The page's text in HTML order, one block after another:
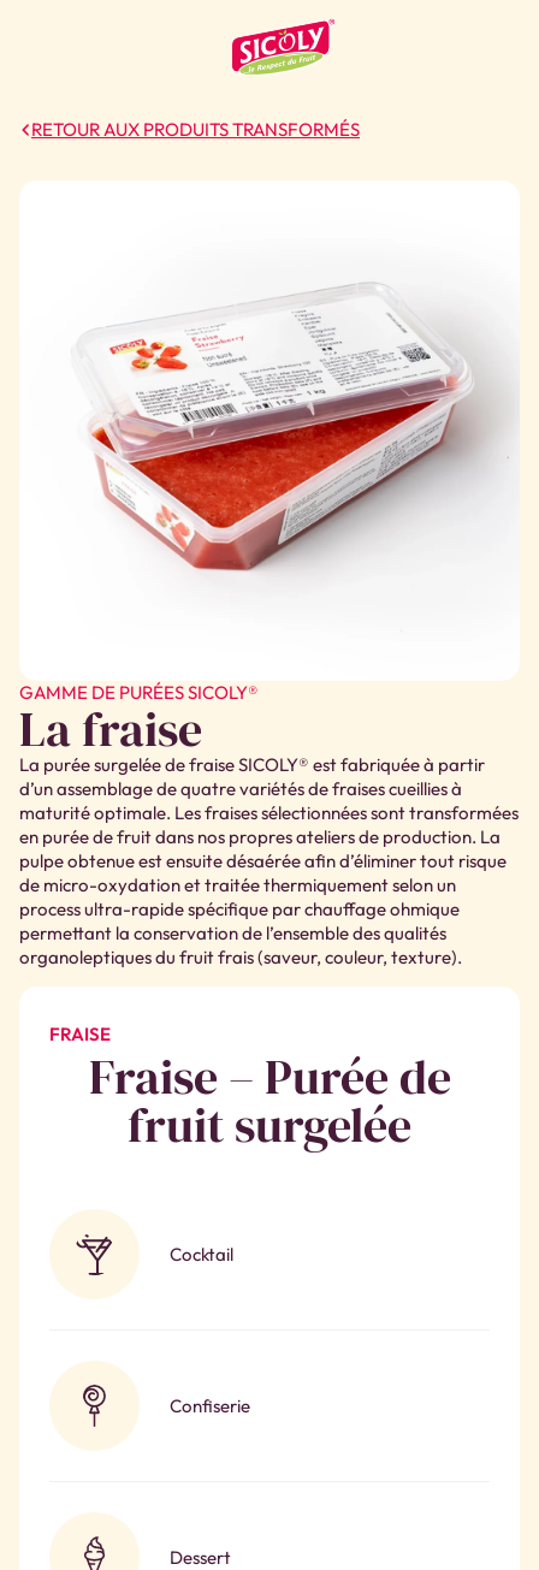
RETOUR AUX PRODUITS TRANSFORMÉS
GAMME DE PURÉES SICOLY®
La fraise
La purée surgelée de fraise SICOLY® est fabriquée à partir
d’un assemblage de quatre variétés de fraises cueillies à
maturité optimale. Les fraises sélectionnées sont transformées
en purée de fruit dans nos propres ateliers de production. La
pulpe obtenue est ensuite désaérée afin d’éliminer tout risque
de micro-oxydation et traitée thermiquement selon un
process ultra-rapide spécifique par chauffage ohmique
permettant la conservation de l’ensemble des qualités
organoleptiques du fruit frais (saveur, couleur, texture).
FRAISE
Fraise – Purée de
fruit surgelée
Cocktail
Confiserie
Dessert